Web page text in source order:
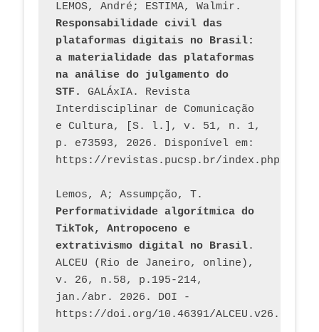
Responsabilidade civil das
plataformas digitais no Brasil:
a materialidade das plataformas
na análise do julgamento do
STF.
GALÁxIA. Revista
Interdisciplinar de Comunicação
e Cultura, [S. l.], v. 51, n. 1,
p. e73593, 2026. Disponível em:
Performatividade algorítmica do
TikTok, Antropoceno e
extrativismo digital no Brasil.
ALCEU (Rio de Janeiro, online),
v. 26, n.58, p.195-214,
jan./abr. 2026. DOI -
https://doi.org/10.46391/